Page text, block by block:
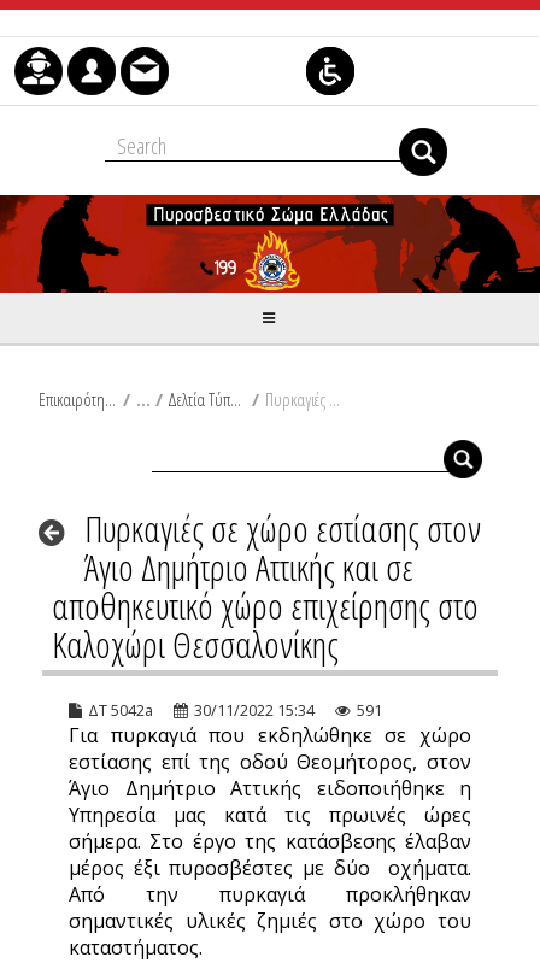
Μετάβαση στο περιεχόμενο
Επικαιρότητα / Δελτία Τύπου / Πυρκαγιές σε χώρο εστίασης στον Άγιο Δημήτριο Αττικής και σε αποθηκευτικό χώρο επιχείρησης στο Καλοχώρι Θεσσαλονίκης
Πυρκαγιές σε χώρο εστίασης στον
Άγιο Δημήτριο Αττικής και σε
αποθηκευτικό χώρο επιχείρησης στο
Καλοχώρι Θεσσαλονίκης
ΔΤ 5042a 30/11/2022 15:34 591
Για πυρκαγιά που εκδηλώθηκε σε χώρο
εστίασης επί της οδού Θεομήτορος, στον
Άγιο Δημήτριο Αττικής ειδοποιήθηκε η
Υπηρεσία μας κατά τις πρωινές ώρες
σήμερα. Στο έργο της κατάσβεσης έλαβαν
μέρος έξι πυροσβέστες με δύο οχήματα.
Από την πυρκαγιά προκλήθηκαν
σημαντικές υλικές ζημιές στο χώρο του
καταστήματος.